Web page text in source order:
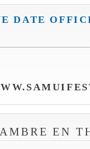
DATE
EN